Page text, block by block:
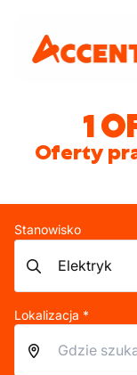
1
Oferty
Stanowisko
Lokalizacja *